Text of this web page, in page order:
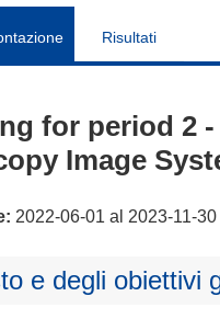
Risultati
for period 2
Image
2022-06-01 al 2023-11-30
e degli obiettivi